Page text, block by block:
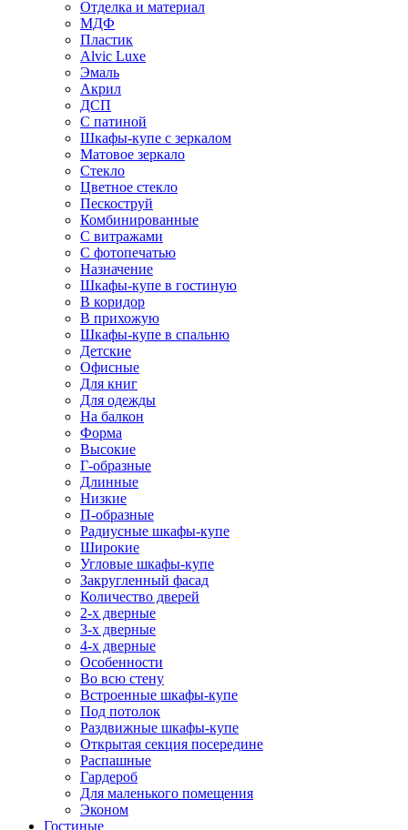
Отделка и материал
МДФ
Пластик
Alvic Luxe
Эмаль
Акрил
ДСП
С патиной
Шкафы-купе с зеркалом
Матовое зеркало
Стекло
Цветное стекло
Пескоструй
Комбинированные
С витражами
С фотопечатью
Назначение
Шкафы-купе в гостиную
В коридор
В прихожую
Шкафы-купе в спальню
Детские
Офисные
Для книг
Для одежды
На балкон
Форма
Высокие
Г-образные
Длинные
Низкие
П-образные
Радиусные шкафы-купе
Широкие
Угловые шкафы-купе
Закругленный фасад
Количество дверей
2-х дверные
3-х дверные
4-х дверные
Особенности
Во всю стену
Встроенные шкафы-купе
Под потолок
Раздвижные шкафы-купе
Открытая секция посередине
Распашные
Гардероб
Для маленького помещения
Эконом
Гостиные